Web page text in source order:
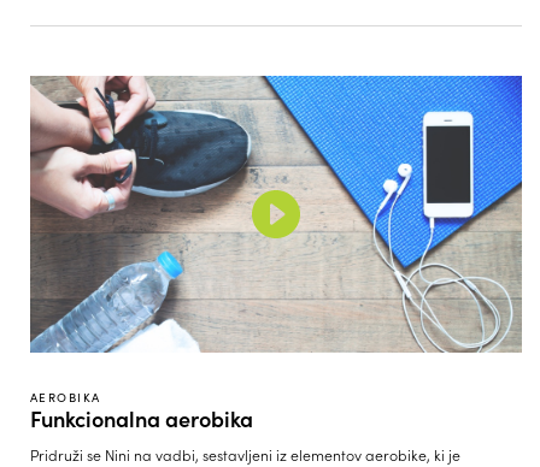
AEROBIKA
Funkcionalna aerobika
Pridruži se Nini na vadbi, sestavljeni iz elementov aerobike, ki je